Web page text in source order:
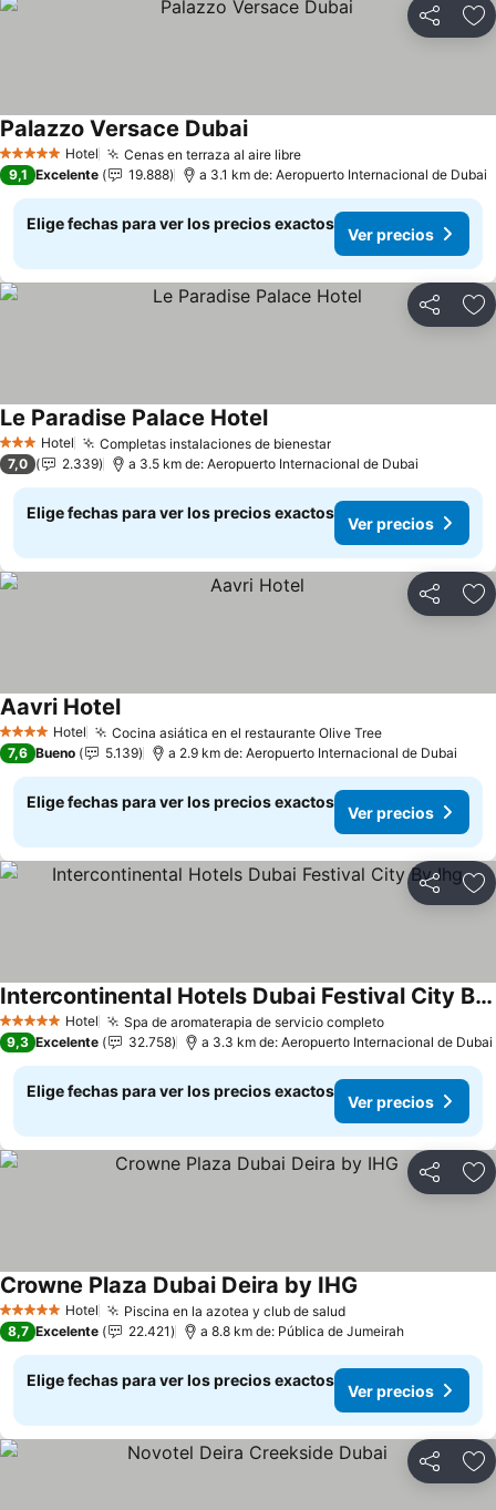
Compartir
5 Estrellas Hotel Cenas en terraza al aire libreVer precios
Palazzo Versace DubaiVer precios
9,1 Excelente 19.888 a 3.1 km de: Aeropuerto Internacional de Dubai
Elige fechas para ver los precios exactos
Ver precios
Compartir
3 Estrellas
Hotel Completas instalaciones de bienestarVer precios
Le Paradise Palace HotelVer precios
7,0 2.339 a 3.5 km de: Aeropuerto Internacional de Dubai
Elige fechas para ver los precios exactos
Ver precios
Compartir
4 EstrellasHotel Cocina asiática en el restaurante Olive TreeVer precios
Aavri HotelVer precios
7,6 Bueno 5.139 a 2.9 km de: Aeropuerto Internacional de Dubai
Elige fechas para ver los precios exactos
Ver precios
Compartir
5 Estrellas Hotel Spa de aromaterapia de servicio completoVer precios
Intercontinental Hotels Dubai Festival City By Ihg
Ver precios
9,3 Excelente 32.758 a 3.3 km de: Aeropuerto Internacional de Dubai
Elige fechas para ver los precios exactos
Ver precios
Compartir
5 Estrellas Hotel Piscina en la azotea y club de saludVer precios
Crowne Plaza Dubai Deira by IHG
8,7 Excelente 22.421 a 8.8 km de: Pública de Jumeirah
Elige fechas para ver los precios exactos
Ver precios
Compartir